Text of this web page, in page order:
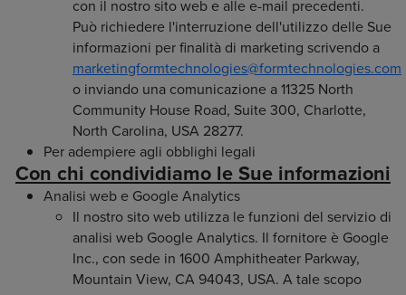
con il nostro sito web e alle e-mail precedenti.
Può richiedere l'interruzione dell'utilizzo delle Sue
informazioni per finalità di marketing scrivendo a
marketingformtechnologies@formtechnologies.com
o inviando una comunicazione a 11325 North
Community House Road, Suite 300, Charlotte,
North Carolina, USA 28277.
Per adempiere agli obblighi legali
Con chi condividiamo le Sue informazioni
Analisi web e Google Analytics
Il nostro sito web utilizza le funzioni del servizio di
analisi web Google Analytics. Il fornitore è Google
Inc., con sede in 1600 Amphitheater Parkway,
Mountain View, CA 94043, USA. A tale scopo